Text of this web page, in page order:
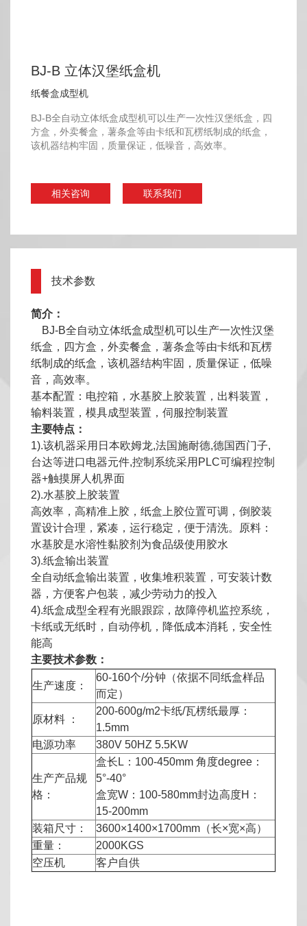
BJ-B 立体汉堡纸盒机
纸餐盒成型机
BJ-B全自动立体纸盒成型机可以生产一次性汉堡纸盒，四
方盒，外卖餐盒，薯条盒等由卡纸和瓦楞纸制成的纸盒，
该机器结构牢固，质量保证，低噪音，高效率。
相关咨询 联系我们
技术参数
简介：
BJ-B全自动立体纸盒成型机可以生产一次性汉堡
纸盒，四方盒，外卖餐盒，薯条盒等由卡纸和瓦楞
纸制成的纸盒，该机器结构牢固，质量保证，低噪
音，高效率。
基本配置：电控箱，水基胶上胶装置，出料装置，
输料装置，模具成型装置，伺服控制装置
主要特点：
1).该机器采用日本欧姆龙,法国施耐德,德国西门子,
台达等进口电器元件,控制系统采用PLC可编程控制
器+触摸屏人机界面
2).水基胶上胶装置
高效率，高精准上胶，纸盒上胶位置可调，倒胶装
置设计合理，紧凑，运行稳定，便于清洗。原料：
水基胶是水溶性黏胶剂为食品级使用胶水
3).纸盒输出装置
全自动纸盒输出装置，收集堆积装置，可安装计数
器，方便客户包装，减少劳动力的投入
4).纸盒成型全程有光眼跟踪，故障停机监控系统，
卡纸或无纸时，自动停机，降低成本消耗，安全性
能高
主要技术参数：
生产速度：
60-160个/分钟（依据不同纸盒样品
而定）
原材料 ：
200-600g/m2卡纸/瓦楞纸最厚：
1.5mm
电源功率
380V 50HZ 5.5KW
生产产品规
格：
盒长L：100-450mm 角度degree：
5°-40°
盒宽W：100-580mm封边高度H：
15-200mm
装箱尺寸：
3600×1400×1700mm（长×宽×高）
重量：
2000KGS
空压机
客户自供